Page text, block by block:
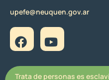
upefe@neuquen.gov.ar
Trata de personas es